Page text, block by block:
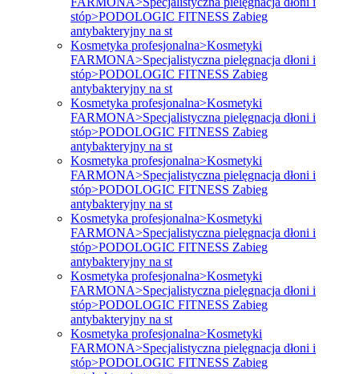
stóp>PODOLOGIC FITNESS Zabieg
antybakteryjny na st
Kosmetyka profesjonalna>Kosmetyki
FARMONA>Specjalistyczna pielęgnacja dłoni i
stóp>PODOLOGIC FITNESS Zabieg
antybakteryjny na st
Kosmetyka profesjonalna>Kosmetyki
FARMONA>Specjalistyczna pielęgnacja dłoni i
stóp>PODOLOGIC FITNESS Zabieg
antybakteryjny na st
Kosmetyka profesjonalna>Kosmetyki
FARMONA>Specjalistyczna pielęgnacja dłoni i
stóp>PODOLOGIC FITNESS Zabieg
antybakteryjny na st
Kosmetyka profesjonalna>Kosmetyki
FARMONA>Specjalistyczna pielęgnacja dłoni i
stóp>PODOLOGIC FITNESS Zabieg
antybakteryjny na st
Kosmetyka profesjonalna>Kosmetyki
FARMONA>Specjalistyczna pielęgnacja dłoni i
stóp>PODOLOGIC FITNESS Zabieg
antybakteryjny na st
Kosmetyka profesjonalna>Kosmetyki
FARMONA>Specjalistyczna pielęgnacja dłoni i
stóp>PODOLOGIC FITNESS Zabieg